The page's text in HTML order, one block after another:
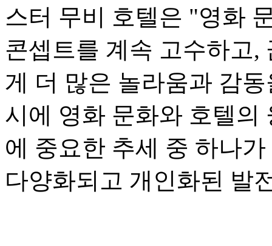
스터 무비 호텔은 "영화
콘셉트를 계속 고수하고,
게 더 많은 놀라움과 감
시에 영화 문화와 호텔의
에 중요한 추세 중 하나
다양화되고 개인화된 발